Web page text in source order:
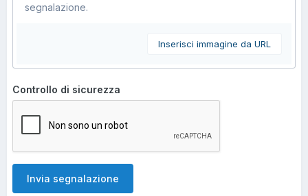
segnalazione.
Inserisci immagine da URL
Controllo di sicurezza
Invia segnalazione